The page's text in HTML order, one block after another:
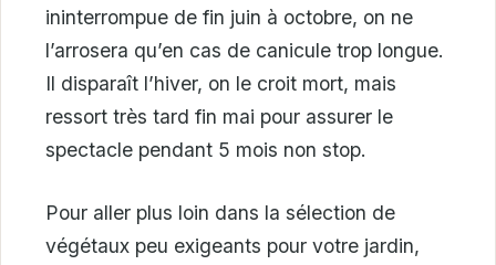
ininterrompue de fin juin à octobre, on ne
l’arrosera qu’en cas de canicule trop longue.
Il disparaît l’hiver, on le croit mort, mais
ressort très tard fin mai pour assurer le
spectacle pendant 5 mois non stop.
Pour aller plus loin dans la sélection de
végétaux peu exigeants pour votre jardin,